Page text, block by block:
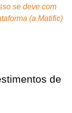
se deve com
(a Matific)
de